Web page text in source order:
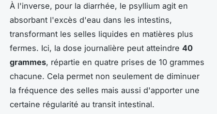
À l'inverse, pour la diarrhée, le psyllium agit en
absorbant l'excès d'eau dans les intestins,
transformant les selles liquides en matières plus
fermes. Ici, la dose journalière peut atteindre 40
grammes, répartie en quatre prises de 10 grammes
chacune. Cela permet non seulement de diminuer
la fréquence des selles mais aussi d'apporter une
certaine régularité au transit intestinal.